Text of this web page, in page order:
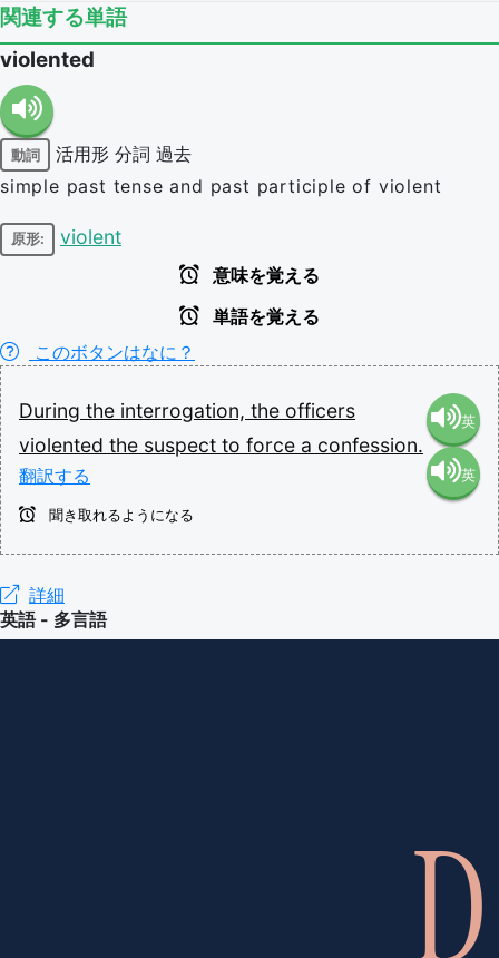
関連する単語
violented
動詞 活用形 分詞 過去
simple past tense and past participle of violent
原形: violent
意味を覚える
単語を覚える
このボタンはなに？
During the interrogation, the officers
violented the suspect to force a confession.
翻訳する
英
語（米
英
聞き取れるようになる
詳細
英語 - 多言語